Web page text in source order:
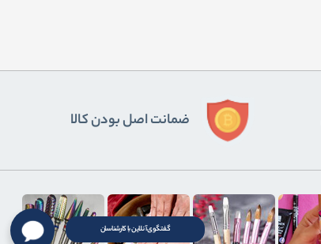
گفتگوی آنلاین با کارشناسان
ضمانت اصل بودن کالا